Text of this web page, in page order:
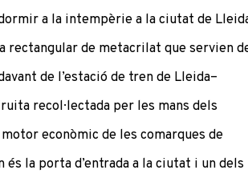
a la intempèrie a la ciutat de
rectangular de metacrilat que servien
de l’estació de tren de Lleida–
recol·lectada per les mans dels
econòmic de les comarques de
és la porta d’entrada a la ciutat i un dels